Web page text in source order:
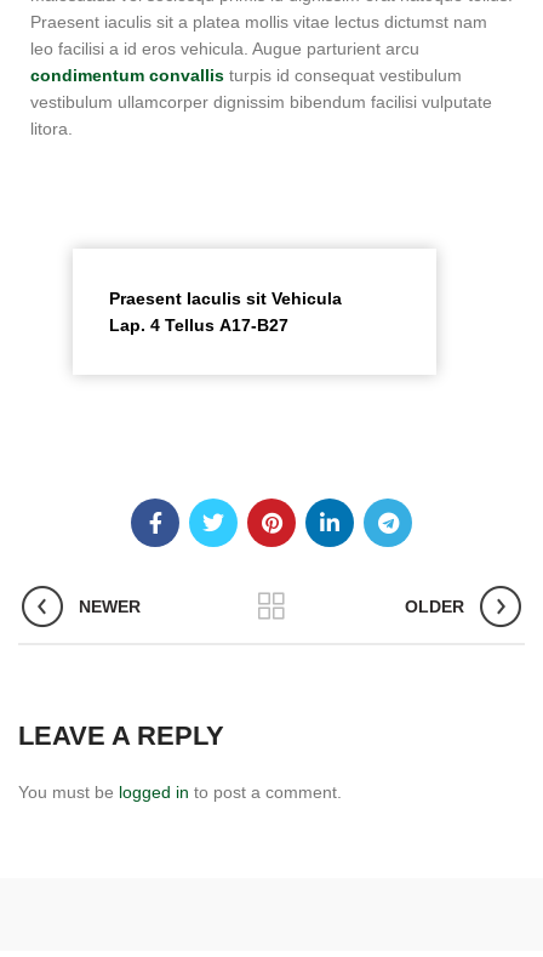
Praesent iaculis sit a platea mollis vitae lectus dictumst nam
leo facilisi a id eros vehicula. Augue parturient arcu
condimentum convallis turpis id consequat vestibulum
vestibulum ullamcorper dignissim bibendum facilisi vulputate
litora.
Praesent Iaculis sit Vehicula
Lap. 4 Tellus A17-B27
NEWER OLDER
LEAVE A REPLY
You must be logged in to post a comment.